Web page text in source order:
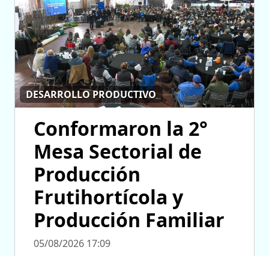
DESARROLLO PRODUCTIVO
Conformaron la 2°
Mesa Sectorial de
Producción
Frutihortícola y
Producción Familiar
05/08/2026 17:09